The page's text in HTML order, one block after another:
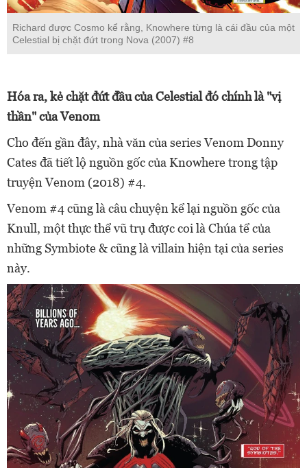
Richard được Cosmo kể rằng, Knowhere từng là cái đầu của một
Celestial bị chặt đứt trong Nova (2007) #8
Hóa ra, kẻ chặt đứt đầu của Celestial đó chính là "vị
thần" của Venom
Cho đến gần đây, nhà văn của series Venom Donny
Cates đã tiết lộ nguồn gốc của Knowhere trong tập
truyện Venom (2018) #4.
Venom #4 cũng là câu chuyện kể lại nguồn gốc của
Knull, một thực thể vũ trụ được coi là Chúa tể của
những Symbiote & cũng là villain hiện tại của series
này.